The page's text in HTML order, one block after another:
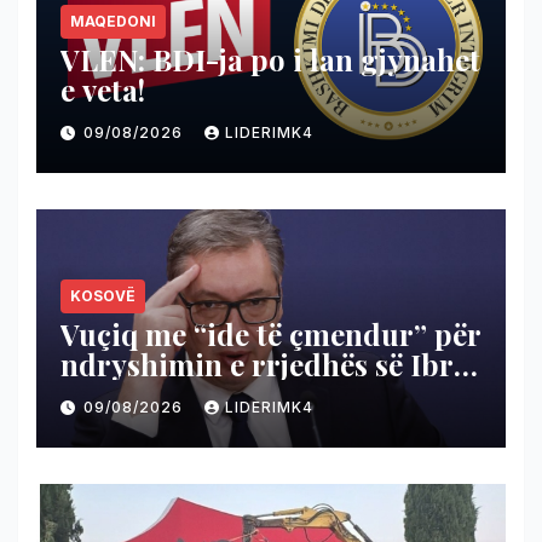
MAQEDONI
VLEN: BDI-ja po i lan gjynahet
e veta!
09/08/2026 LIDERIMK4
KOSOVË
Vuçiq me “ide të çmendur” për
ndryshimin e rrjedhës së Ibrit
për të shterur Ujmanin
09/08/2026 LIDERIMK4